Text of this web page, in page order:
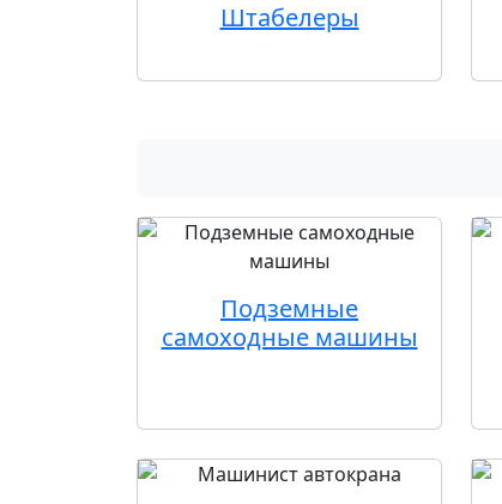
Штабелеры
Подземные
самоходные машины